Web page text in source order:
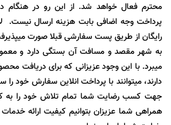
محترم فعال خواهد شد. از این رو در هنگام
پرداخت وجه اضافی بابت هزینه ارسال نیست.
رایگان از طریق پست سفارشی قبلا صورت
میبرد. با این وجود عزیزانی که برای دریافت
دارند، میتوانند با پرداخت انلاین سفارش خود را
جهت کسب رضایت شما تمام تلاش خود را به کار
همراهی شما عزیزان بتوانیم کیفیت ارائه